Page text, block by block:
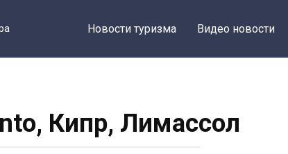
Новости туризма Видео новости
Кипр, Лимассол